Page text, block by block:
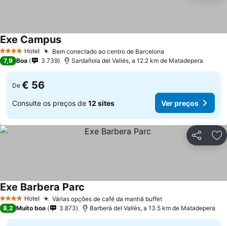
4 EstrelasHotel Bem conectado ao centro de Barcelona
Exe Campus
7,9 Boa 3.739 Sardañola del Vallés, a 12.2 km de Matadepera
De € 56
Consulte os preços de 12 sites Ver preços
Partilhar
4 EstrelasHotel Várias opções de café da manhã buffet
Exe Barbera Parc
8,2 Muito boa 3.873 Barberá del Vallès, a 13.5 km de Matadepera